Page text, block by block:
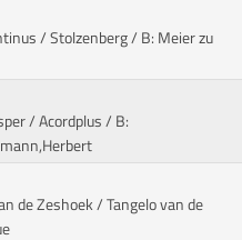
/ Stolzenberg/ B: Meier zu
/ Acordplus/ B:
de Zeshoek / Tangelo van de